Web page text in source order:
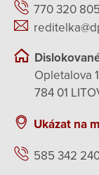
770 320 805
Opletalova
784 01
Ukázat na
585 342